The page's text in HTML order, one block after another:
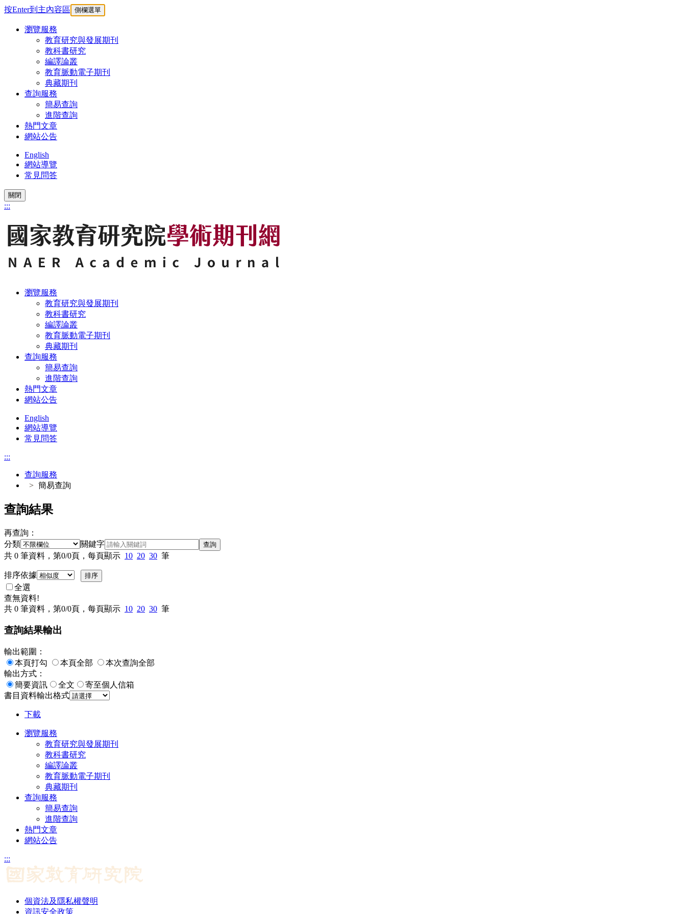
按Enter到主內容區 側欄選單
瀏覽服務
教育研究與發展期刊
教科書研究
編譯論叢
教育脈動電子期刊
典藏期刊
查詢服務
簡易查詢
進階查詢
熱門文章
網站公告
English
網站導覽
常見問答
關閉
:::
瀏覽服務
教育研究與發展期刊
教科書研究
編譯論叢
教育脈動電子期刊
典藏期刊
查詢服務
簡易查詢
進階查詢
熱門文章
網站公告
English
網站導覽
常見問答
:::
查詢服務
簡易查詢
查詢結果
再查詢：
分類
關鍵字 查詢
共 0 筆資料，第0/0頁，每頁顯示 10 20 30 筆
排序依據
全選
查無資料!
共 0 筆資料，第0/0頁，每頁顯示 10 20 30 筆
查詢結果輸出
輸出範圍：
本頁打勾
本頁全部
本次查詢全部
輸出方式：
簡要資訊
全文
寄至個人信箱
書目資料輸出格式
下載
瀏覽服務
教育研究與發展期刊
教科書研究
編譯論叢
教育脈動電子期刊
典藏期刊
查詢服務
簡易查詢
進階查詢
熱門文章
網站公告
:::
個資法及隱私權聲明
資訊安全政策